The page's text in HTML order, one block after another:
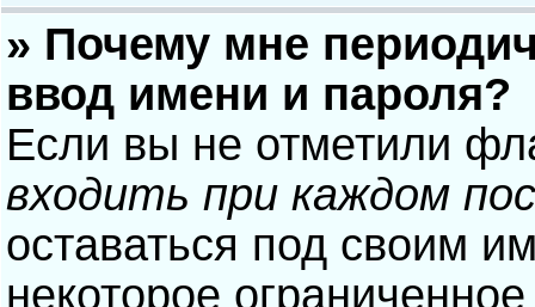
» Почему мне
ввод имени и пароля?
Если вы не отметили
входить при каждом
оставаться под своим
некоторое